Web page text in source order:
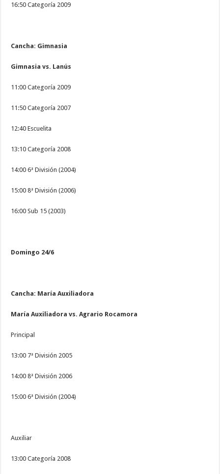
16:50 Categoría 2009
Cancha: Gimnasia
Gimnasia vs. Lanús
11:00 Categoría 2009
11:50 Categoría 2007
12:40 Escuelita
13:10 Categoría 2008
14:00 6ª División (2004)
15:00 8ª División (2006)
16:00 Sub 15 (2003)
Domingo 24/6
Cancha: María Auxiliadora
María Auxiliadora vs. Agrario Rocamora
Principal
13:00 7ª División 2005
14:00 8ª División 2006
15:00 6ª División (2004)
Auxiliar
13:00 Categoría 2008